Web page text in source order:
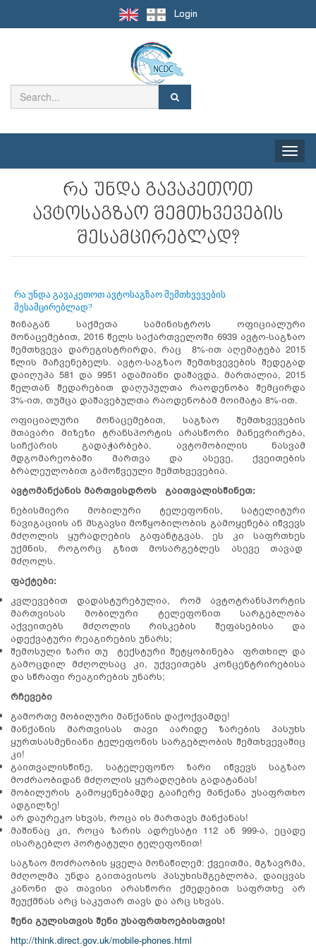
Login
Toggle
რა უნდა გავაკეთოთ
ავტოსაგზაო შემთხვევების
შესამცირებლად?
რა უნდა გავაკეთოთ ავტოსაგზაო შემთხვევების
შესამცირებლად?
შინაგან საქმეთა სამინისტროს ოფიციალური
მონაცემებით, 2016 წელს საქართველოში 6939 ავტო-საგზაო
შემთხვევა დარეგისტრირდა, რაც 8%-ით აღემატება 2015
წლის მაჩვენებელს. ავტო-საგზაო შემთხვევების შედეგად
დაიღუპა 581 და 9951 ადამიანი დაშავდა. მართალია, 2015
წელთან შედარებით დაღუპულთა რაოდენობა შემცირდა
3%-ით, თუმცა დაშავებულთა რაოდენობამ მოიმატა 8%-ით.
ოფიციალური მონაცემებით, საგზაო შემთხვევების
მთავარი მიზეზი ტრანსპორტის არასწორი მანევრირება,
სიჩქარის გადაჭარბება, ავტომობილის ნასვამ
მდგომარეობაში მართვა და ასევე, ქვეითების
ბრალეულობით გამოწვეული შემთხვევებია.
ავტომანქანის მართვისდროს გაითვალისწინეთ:
ნებისმიერი მობილური ტელეფონის, სატელიტური
ნავიგაციის ან მსგავსი მოწყობილობის გამოყენება იწვევს
მძღოლის ყურადღების გაფანტგვას. ეს კი საფრთხეს
უქმნის, როგორც გზით მოსარგებლეს ასევე თავად
მძღოლს.
ფაქტები:
კვლევებით დადასტურებულია, რომ ავტოტრანსპორტის
მართვისას მობილური ტელეფონით სარგებლობა
აქვეითებს მძღოლის რისკების შეფასებისა და
ადექვატური რეაგირების უნარს;
შემოსული ზარი თუ ტექსტური შეტყობინება ფრთხილ და
გამოცდილ მძღოლსაც კი, უქვეითებს კონცენტრირებისა
და სწრაფი რეაგირების უნარს;
რჩევები
გამორთე მობილური მანქანის დაქოქვამდე!
მანქანის მართვისას თავი აარიდე ზარების პასუხს
ყურთსასმენიანი ტელეფონის სარგებლობის შემთხვევაშიც
კი!
გაითვალისწინე, სატელეფონო ზარი იწვევს საგზაო
მოძრაობიდან მძღოლის ყურადღების გადატანას!
მობილურის გამოყენებამდე გააჩერე მანქანა უსაფრთხო
ადგილზე!
არ დაურეკო სხვას, როცა ის მართავს მანქანას!
მაშინაც კი, როცა ზარის ადრესატი 112 ან 999-ა, ეცადე
ისარგებლო პორტატული ტელეფონით!
საგზაო მოძრაობის ყველა მონაწილემ: ქვეითმა, მგზავრმა,
მძღოლმა უნდა გაითავისოს პასუხისმგებლობა, დაიცვას
კანონი და თავისი არასწორი ქმედებით საფრთხე არ
შეუქმნას არც საკუთარ თავს და არც სხვას.
შენი გულისთვის შენი უსაფრთხოებისთვის!
http://think.direct.gov.uk/mobile-phones.html